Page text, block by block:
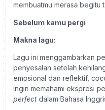
membuatmu merasa begitu
Sebelum kamu pergi
Makna lagu:
Lagu ini menggambarkan
penyesalan setelah
emosional dan reflektif,
ingin memahami ekspresi
perfect dalam Bahasa